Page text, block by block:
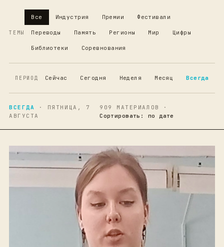
ТЕМЫ
Все Индустрия Премии Фестивали
Переводы Память Регионы Мир Цифры
Библиотеки Соревнования
ПЕРИОД Сейчас Сегодня Неделя Месяц Всегда
ВСЕГДА
· ПЯТНИЦА, 7
АВГУСТА
909 МАТЕРИАЛОВ ·
Сортировать: по дате